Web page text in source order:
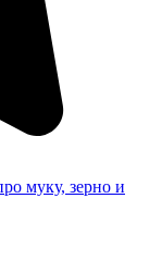
муку, зерно и